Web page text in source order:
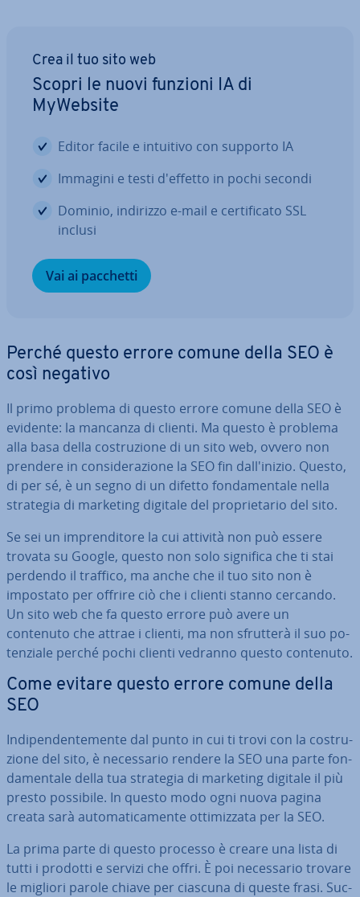
Crea il tuo sito web
Scopri le nuovi funzioni IA di
MyWebsite
Editor facile e intuitivo con supporto IA
Immagini e testi d'effetto in pochi secondi
Dominio, indirizzo e-mail e cer­ti­fi­ca­to SSL
inclusi
Vai ai pacchetti
Perché questo errore comune della SEO è
così negativo
Il primo problema di questo errore comune della SEO è
evidente: la mancanza di clienti. Ma questo è problema
alla basa della co­stru­zio­ne di un sito web, ovvero non
prendere in con­si­de­ra­zio­ne la SEO fin dal­l'i­ni­zio. Questo,
di per sé, è un segno di un difetto fon­da­men­ta­le nella
strategia di marketing digitale del pro­prie­ta­rio del sito.
Se sei un im­pren­di­to­re la cui attività non può essere
trovata su Google, questo non solo significa che ti stai
perdendo il traffico, ma anche che il tuo sito non è
impostato per offrire ciò che i clienti stanno cercando.
Un sito web che fa questo errore può avere un
contenuto che attrae i clienti, ma non sfrutterà il suo po­
ten­zia­le perché pochi clienti vedranno questo contenuto.
Come evitare questo errore comune della
SEO
In­di­pen­den­te­men­te dal punto in cui ti trovi con la co­stru­
zio­ne del sito, è ne­ces­sa­rio rendere la SEO una parte fon­
da­men­ta­le della tua strategia di marketing digitale il più
presto possibile. In questo modo ogni nuova pagina
creata sarà au­to­ma­ti­ca­men­te ot­ti­miz­za­ta per la SEO.
La prima parte di questo processo è creare una lista di
tutti i prodotti e servizi che offri. È poi ne­ces­sa­rio trovare
le migliori parole chiave per ciascuna di queste frasi. Suc­